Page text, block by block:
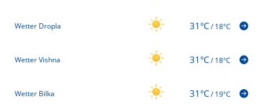
Wetter Dropla 31°C/18°C
Wetter Vishna 31°C/18°C
Wetter Bilka 31°C/19°C